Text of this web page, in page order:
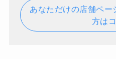
あなただけの店舗ペー
方は